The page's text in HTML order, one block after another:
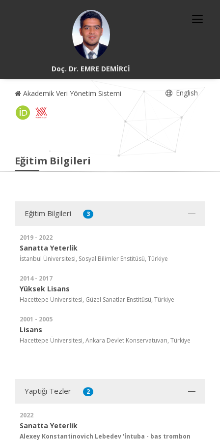
Doç. Dr. EMRE DEMİRCİ
Akademik Veri Yönetim Sistemi English
Eğitim Bilgileri
Eğitim Bilgileri 3
2019 - 2022
Sanatta Yeterlik
İstanbul Üniversitesi, Sosyal Bilimler Enstitüsü, Türkiye
2014 - 2017
Yüksek Lisans
Hacettepe Üniversitesi, Güzel Sanatlar Enstitüsü, Türkiye
2001 - 2005
Lisans
Hacettepe Üniversitesi, Ankara Devlet Konservatuvarı, Türkiye
Yaptığı Tezler 2
2022
Sanatta Yeterlik
Alexey Konstantinovich Lebedev 'İntuba - bas trombon